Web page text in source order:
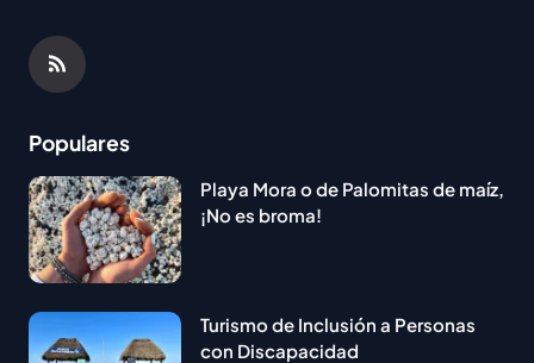
Populares
Playa Mora o de Palomitas de maíz,
¡No es broma!
Turismo de Inclusión a Personas
con Discapacidad